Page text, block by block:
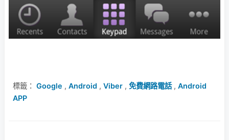
標籤： Google , Android , Viber , 免費網路電話, Android
APP